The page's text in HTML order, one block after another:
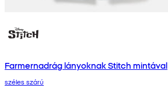
Farmernadrág lányoknak Stitch mintával
széles szárú